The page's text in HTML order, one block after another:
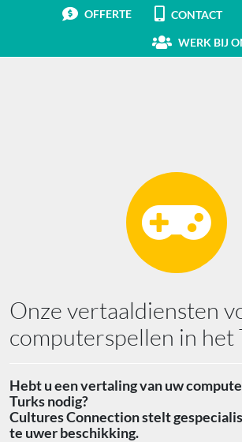
OFFERTE CONTACT
WERK BIJ
Onze vertaaldiensten
computerspellen in het
Hebt u een vertaling van uw
Turks nodig?
Cultures Connection stelt
te uwer beschikking.